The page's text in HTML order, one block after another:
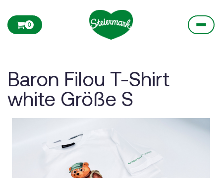
0
Baron Filou T-Shirt
white Größe S